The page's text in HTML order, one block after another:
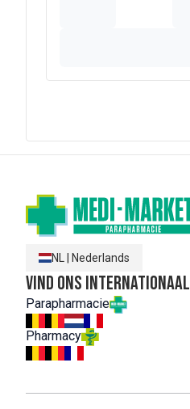
NL Nederlands
Vind ons internationaal
Parapharmacie
Pharmacy